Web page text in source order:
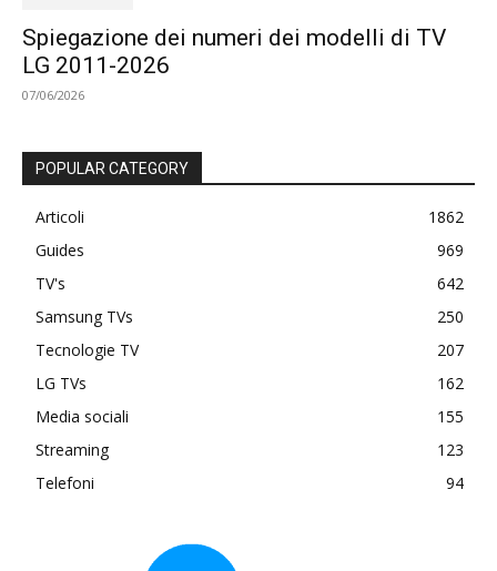
Spiegazione dei numeri dei modelli di TV
LG 2011-2026
07/06/2026
POPULAR CATEGORY
Articoli
1862
Guides
969
TV's
642
Samsung TVs
250
Tecnologie TV
207
LG TVs
162
Media sociali
155
Streaming
123
Telefoni
94